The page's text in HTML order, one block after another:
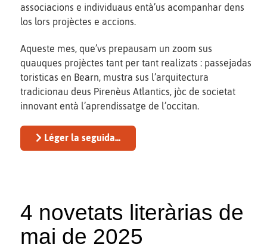
associacions e individuaus entà’us acompanhar dens
los lors projèctes e accions.
Aqueste mes, que’vs prepausam un zoom sus
quauques projèctes tant per tant realizats : passejadas
toristicas en Bearn, mustra sus l’arquitectura
tradicionau deus Pirenèus Atlantics, jòc de societat
innovant entà l’aprendissatge de l’occitan.
Léger la seguida...
4 novetats literàrias de
mai de 2025